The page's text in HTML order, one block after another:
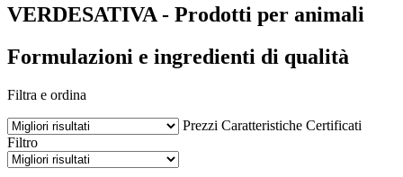
VERDESATIVA - Prodotti per animali
Formulazioni e ingredienti di qualità
Filtra e ordina
Prezzi Caratteristiche Certificati
Filtro